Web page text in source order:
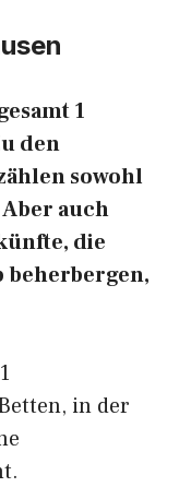
1
den
sowohl
auch
die
beherbergen,
in der